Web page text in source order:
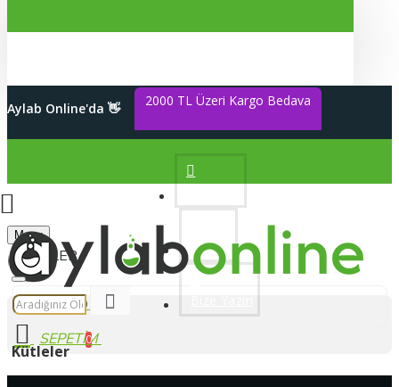
Aylab Online'da 👋
Siparişleriniz Hızlı Kargoda
Üye Ol
Menu
0 ürün - 0,00 TL
0
Kütleler